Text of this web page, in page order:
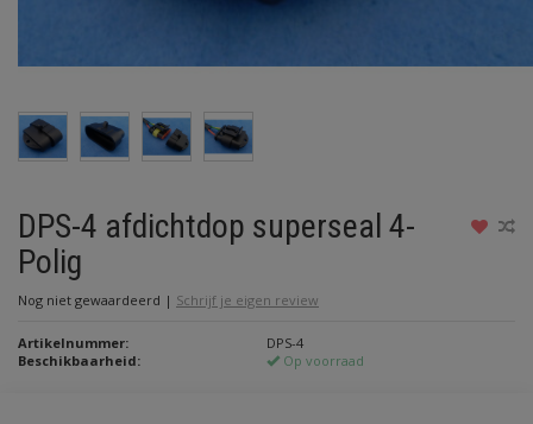
DPS-4 afdichtdop superseal 4-
Polig
Nog niet gewaardeerd | Schrijf je eigen review
Artikelnummer:
DPS-4
Beschikbaarheid:
Op voorraad